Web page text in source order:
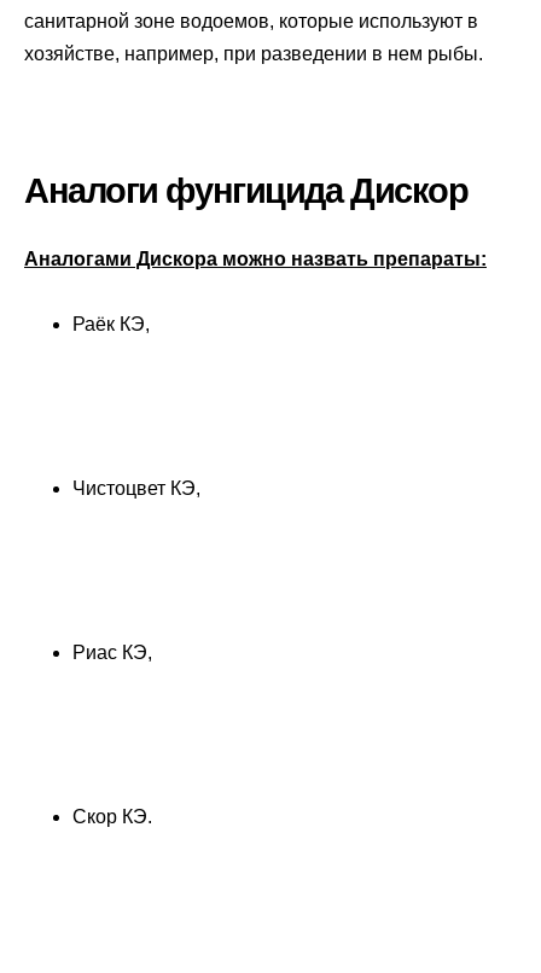
санитарной зоне водоемов, которые используют в
хозяйстве, например, при разведении в нем рыбы.
Аналоги фунгицида Дискор
Аналогами Дискора можно назвать препараты:
Раёк КЭ,
Чистоцвет КЭ,
Риас КЭ,
Скор КЭ.